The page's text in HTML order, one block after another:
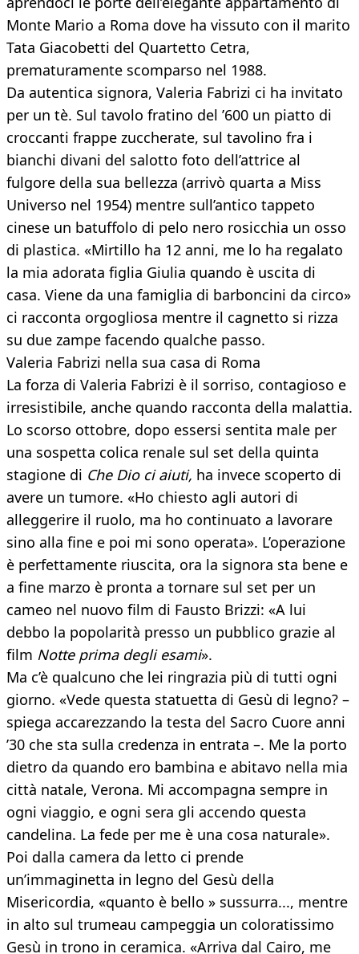
Monte Mario a Roma dove ha vissuto con il marito
Tata Giacobetti del Quartetto Cetra,
prematuramente scomparso nel 1988.
Da autentica signora, Valeria Fabrizi ci ha invitato
per un tè. Sul tavolo fratino del ’600 un piatto di
croccanti frappe zuccherate, sul tavolino fra i
bianchi divani del salotto foto dell’attrice al
fulgore della sua bellezza (arrivò quarta a Miss
Universo nel 1954) mentre sull’antico tappeto
cinese un batuffolo di pelo nero rosicchia un osso
di plastica. «Mirtillo ha 12 anni, me lo ha regalato
la mia adorata figlia Giulia quando è uscita di
casa. Viene da una famiglia di barboncini da circo»
ci racconta orgogliosa mentre il cagnetto si rizza
su due zampe facendo qualche passo.
Valeria Fabrizi nella sua casa di Roma
La forza di Valeria Fabrizi è il sorriso, contagioso e
irresistibile, anche quando racconta della malattia.
Lo scorso ottobre, dopo essersi sentita male per
una sospetta colica renale sul set della quinta
stagione di Che Dio ci aiuti, ha invece scoperto di
avere un tumore. «Ho chiesto agli autori di
alleggerire il ruolo, ma ho continuato a lavorare
sino alla fine e poi mi sono operata». L’operazione
è perfettamente riuscita, ora la signora sta bene e
a fine marzo è pronta a tornare sul set per un
cameo nel nuovo film di Fausto Brizzi: «A lui
debbo la popolarità presso un pubblico grazie al
film Notte prima degli esami».
Ma c’è qualcuno che lei ringrazia più di tutti ogni
giorno. «Vede questa statuetta di Gesù di legno? –
spiega accarezzando la testa del Sacro Cuore anni
’30 che sta sulla credenza in entrata –. Me la porto
dietro da quando ero bambina e abitavo nella mia
città natale, Verona. Mi accompagna sempre in
ogni viaggio, e ogni sera gli accendo questa
candelina. La fede per me è una cosa naturale».
Poi dalla camera da letto ci prende
un’immaginetta in legno del Gesù della
Misericordia, «quanto è bello » sussurra..., mentre
in alto sul trumeau campeggia un coloratissimo
Gesù in trono in ceramica. «Arriva dal Cairo, me